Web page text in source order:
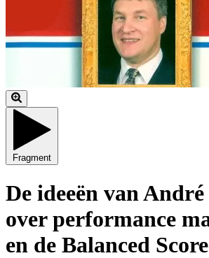
Fragment
De ideeën van
over performance
en de Balanced